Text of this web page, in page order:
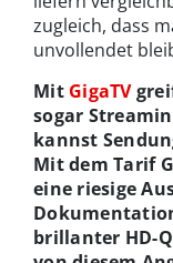
zugleich, dass
unvollendet
Mit GigaTV
sogar
kannst
Mit dem Tarif
eine riesige
brillanter HD-